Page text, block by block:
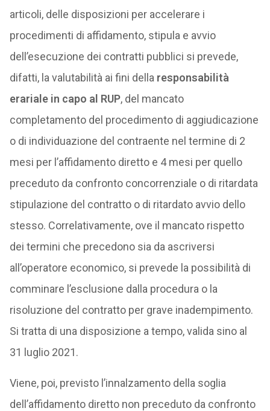
articoli, delle disposizioni per accelerare i
procedimenti di affidamento, stipula e avvio
dell’esecuzione dei contratti pubblici si prevede,
difatti, la valutabilità ai fini della responsabilità
erariale in capo al RUP, del mancato
completamento del procedimento di aggiudicazione
o di individuazione del contraente nel termine di 2
mesi per l’affidamento diretto e 4 mesi per quello
preceduto da confronto concorrenziale o di ritardata
stipulazione del contratto o di ritardato avvio dello
stesso. Correlativamente, ove il mancato rispetto
dei termini che precedono sia da ascriversi
all’operatore economico, si prevede la possibilità di
comminare l’esclusione dalla procedura o la
risoluzione del contratto per grave inadempimento.
Si tratta di una disposizione a tempo, valida sino al
31 luglio 2021.
Viene, poi, previsto l’innalzamento della soglia
dell’affidamento diretto non preceduto da confronto